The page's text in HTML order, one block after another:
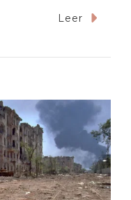
Leer